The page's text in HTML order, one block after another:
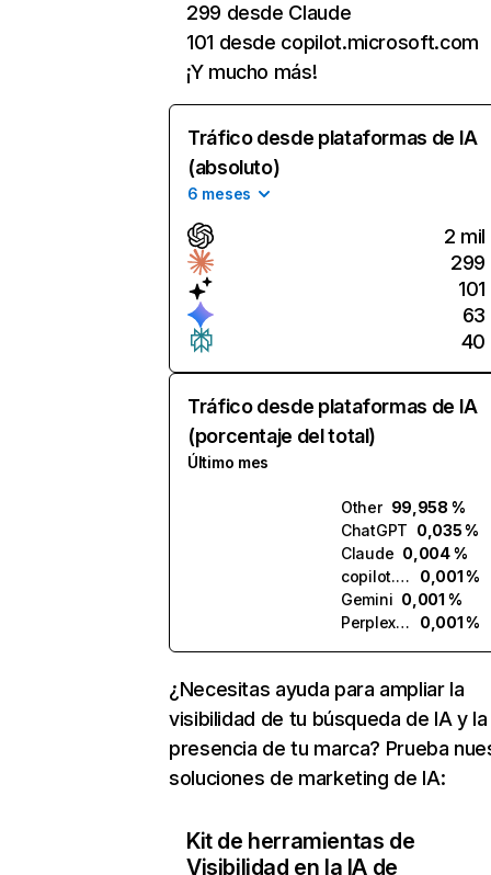
299 desde Claude
101 desde copilot.microsoft.com
¡Y mucho más!
Tráfico desde plataformas de IA
(absoluto)
6 meses
2 mil
299
101
63
40
Tráfico desde plataformas de IA
(porcentaje del total)
Último mes
Other 99,958 %
ChatGPT 0,035 %
Claude 0,004 %
copilot.microsoft.com
0,001 %
Gemini 0,001 %
Perplexity
0,001 %
¿Necesitas ayuda para ampliar la
visibilidad de tu búsqueda de IA y la
presencia de tu marca? Prueba
soluciones de marketing de IA:
Kit de herramientas de
Visibilidad en la IA de